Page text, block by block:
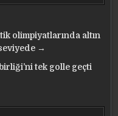
olimpiyatlarında altın
→
tek golle geçti